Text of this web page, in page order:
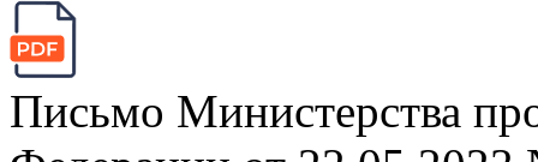
Письмо Министерства